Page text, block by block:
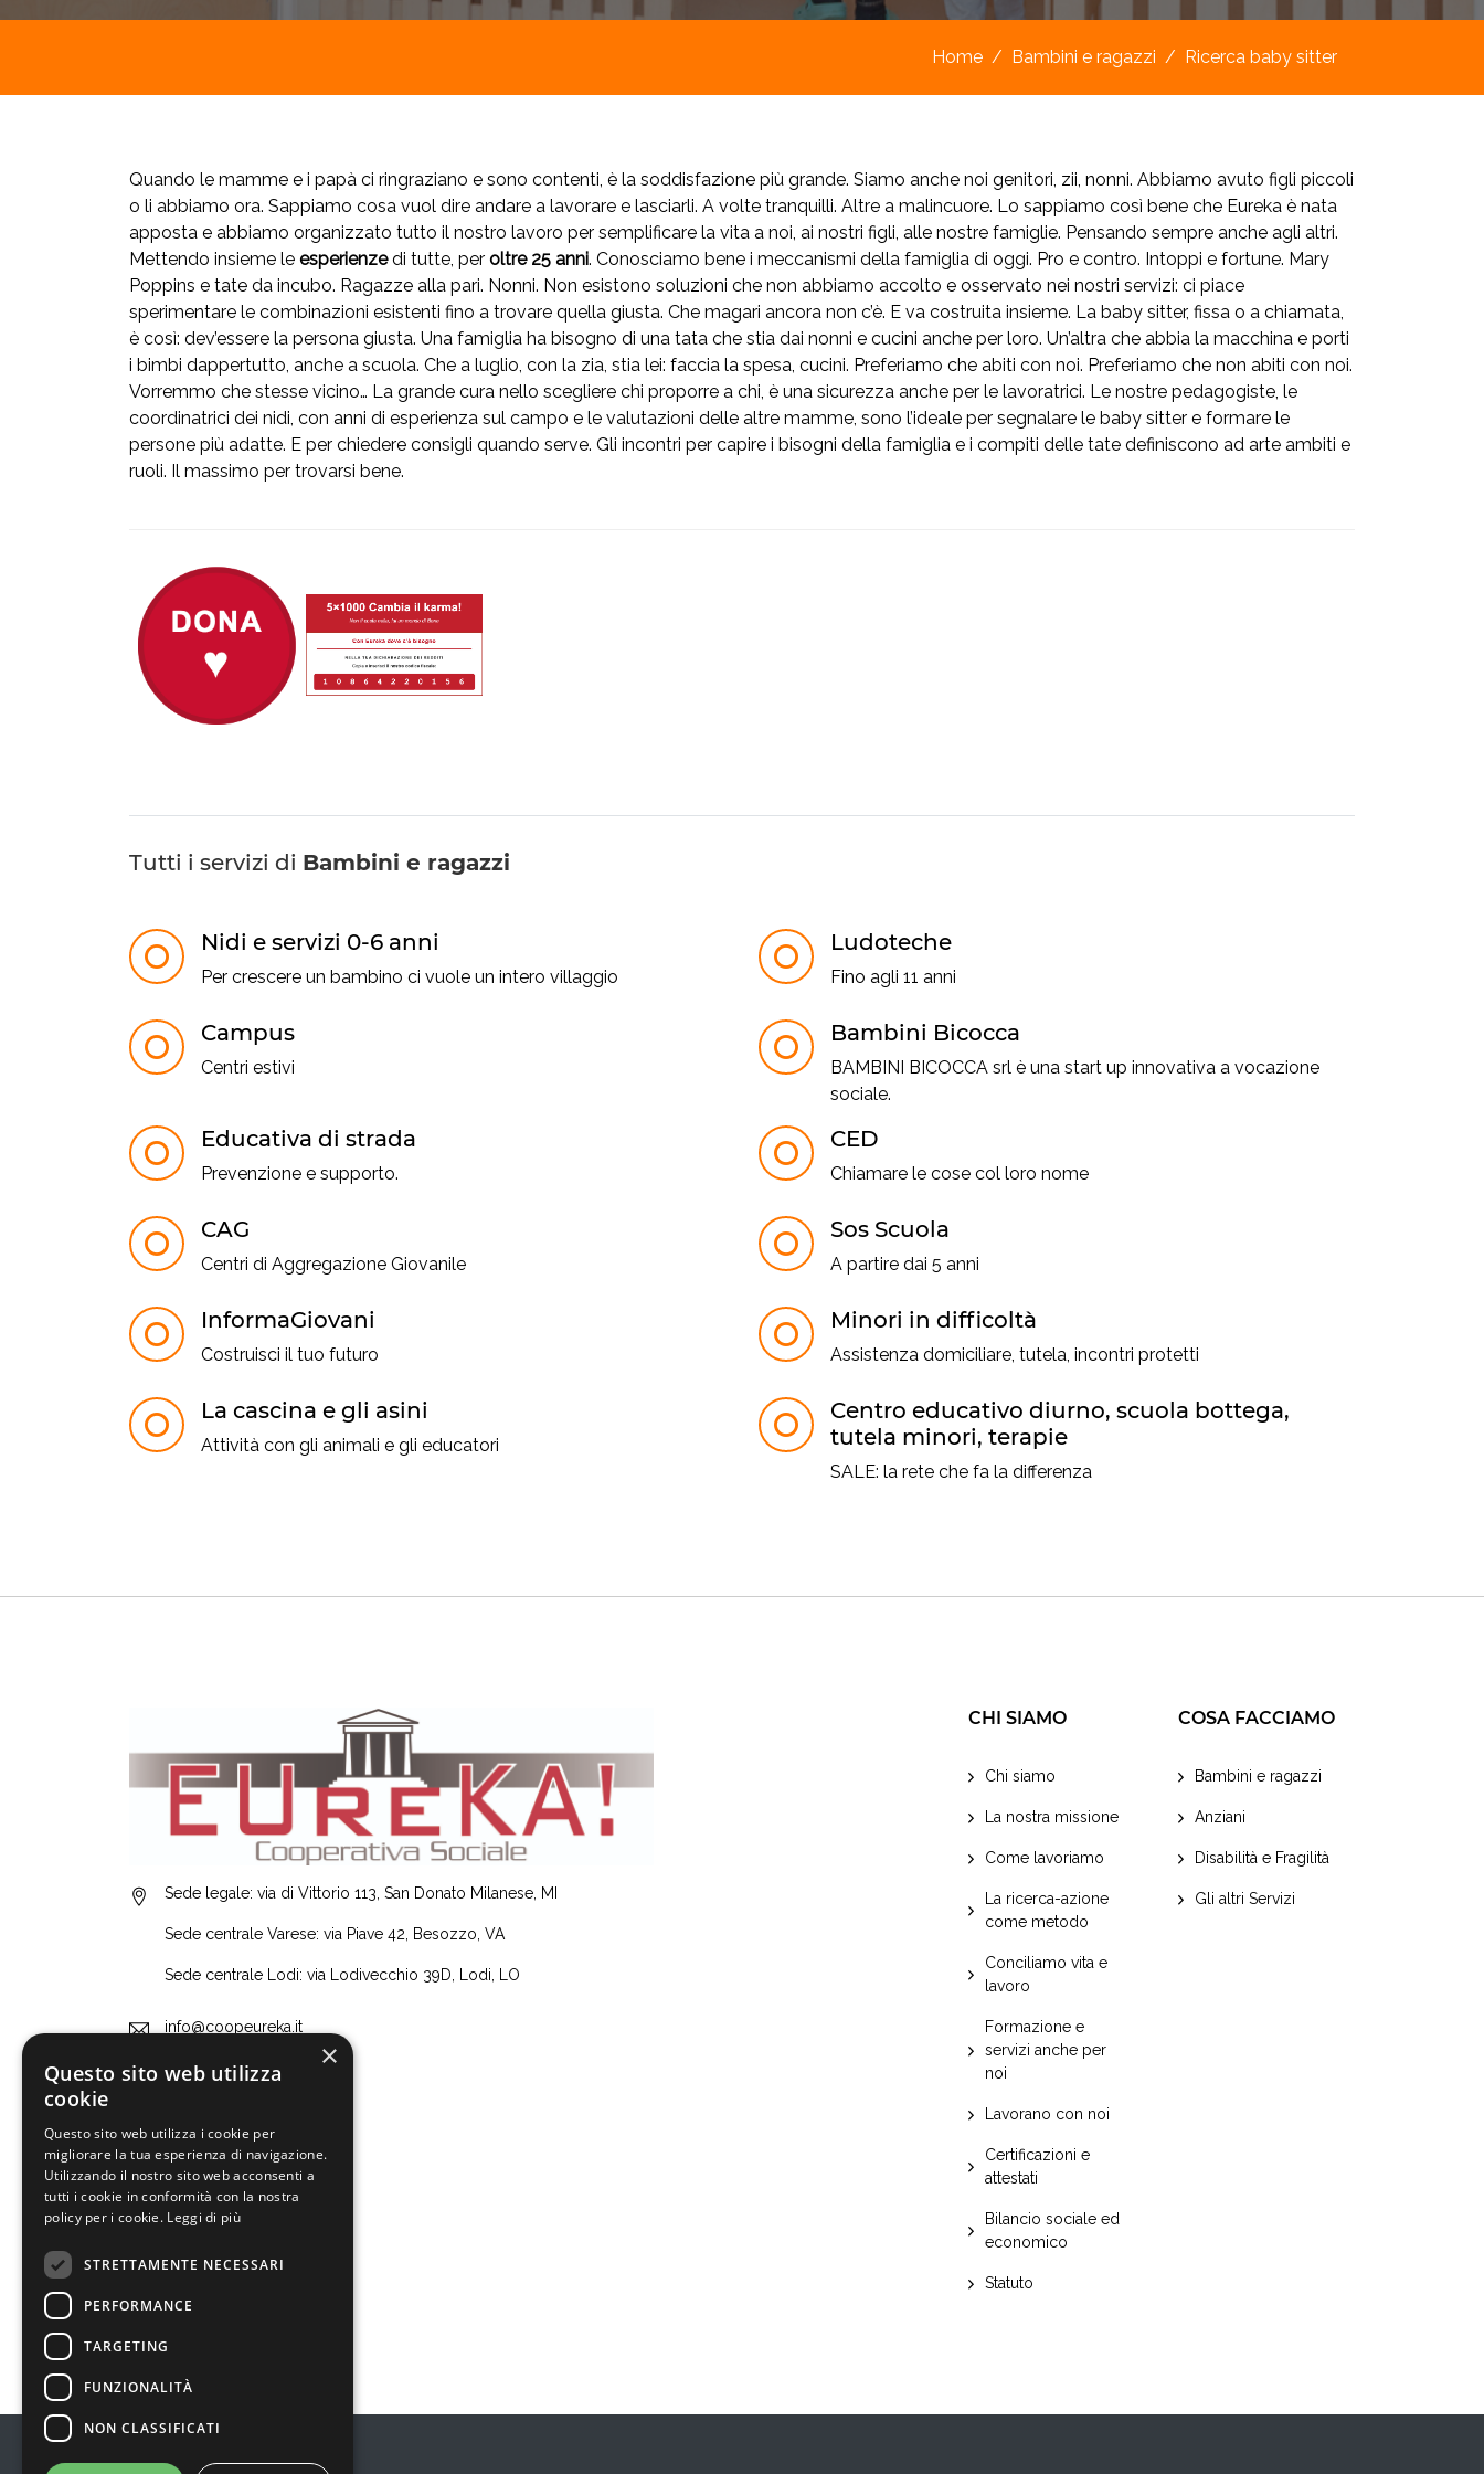
Home Bambini e ragazzi Ricerca baby sitter
Quando le mamme e i papà ci ringraziano e sono contenti, è la soddisfazione più grande. Siamo anche noi genitori, zii, nonni. Abbiamo avuto figli piccoli
o li abbiamo ora. Sappiamo cosa vuol dire andare a lavorare e lasciarli. A volte tranquilli. Altre a malincuore. Lo sappiamo così bene che Eureka è nata
apposta e abbiamo organizzato tutto il nostro lavoro per semplificare la vita a noi, ai nostri figli, alle nostre famiglie. Pensando sempre anche agli altri.
Mettendo insieme le esperienzedi tutte, per oltre 25 anni. Conosciamo bene i meccanismi della famiglia di oggi. Pro e contro. Intoppi e fortune. Mary
Poppins e tate da incubo. Ragazze alla pari. Nonni. Non esistono soluzioni che non abbiamo accolto e osservato nei nostri servizi: ci piace
sperimentare le combinazioni esistenti fino a trovare quella giusta. Che magari ancora non c’è. E va costruita insieme. La baby sitter, fissa o a chiamata,
è così: dev’essere la persona giusta. Una famiglia ha bisogno di una tata che stia dai nonni e cucini anche per loro. Un’altra che abbia la macchina e porti
i bimbi dappertutto, anche a scuola. Che a luglio, con la zia, stia lei: faccia la spesa, cucini. Preferiamo che abiti con noi. Preferiamo che non abiti con noi.
Vorremmo che stesse vicino… La grande cura nello scegliere chi proporre a chi, è una sicurezza anche per le lavoratrici. Le nostre pedagogiste, le
coordinatrici dei nidi, con anni di esperienza sul campo e le valutazioni delle altre mamme, sono l’ideale per segnalare le baby sitter e formare le
persone più adatte. E per chiedere consigli quando serve. Gli incontri per capire i bisogni della famiglia e i compiti delle tate definiscono ad arte ambiti e
ruoli. Il massimo per trovarsi bene.
Tutti i servizi di Bambini e ragazzi
Nidi e servizi 0-6 anni
Per crescere un bambino ci vuole un intero villaggio
Ludoteche
Fino agli 11 anni
Campus
Centri estivi
Bambini Bicocca
BAMBINI BICOCCA srl è una start up innovativa a vocazione
sociale.
Educativa di strada
Prevenzione e supporto.
CED
Chiamare le cose col loro nome
CAG
Centri di Aggregazione Giovanile
Sos Scuola
A partire dai 5 anni
InformaGiovani
Costruisci il tuo futuro
Minori in difficoltà
Assistenza domiciliare, tutela, incontri protetti
La cascina e gli asini
Attività con gli animali e gli educatori
Centro educativo diurno, scuola bottega,
tutela minori, terapie
SALE: la rete che fa la differenza
Sede legale: via di Vittorio 113, San Donato Milanese, MI
Sede centrale Varese: via Piave 42, Besozzo, VA
Sede centrale Lodi: via Lodivecchio 39D, Lodi, LO
info@coopeureka.it
+39 0255607420
CHI SIAMO
Chi siamo
La nostra missione
Come lavoriamo
La ricerca-azione
come metodo
Conciliamo vita e
lavoro
Formazione e
servizi anche per
noi
Lavorano con noi
Certificazioni e
attestati
Bilancio sociale ed
economico
Statuto
COSA FACCIAMO
Bambini e ragazzi
Anziani
Disabilità e Fragilità
Gli altri Servizi
×
Questo sito web utilizza
cookie
Questo sito web utilizza i cookie per
migliorare la tua esperienza di navigazione.
Utilizzando il nostro sito web acconsenti a
tutti i cookie in conformità con la nostra
policy per i cookie. Leggi di più
STRETTAMENTE NECESSARI
PERFORMANCE
TARGETING
FUNZIONALITÀ
NON CLASSIFICATI